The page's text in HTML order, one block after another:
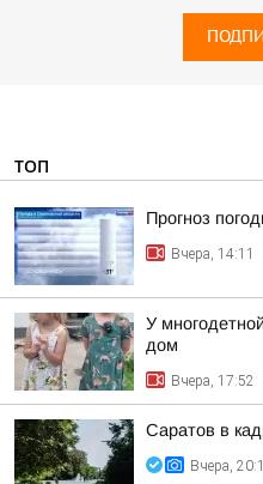
ТОП
Прогноз
Вчера, 14:11
У
дом
Вчера, 17:52
Саратов в
Вчера,